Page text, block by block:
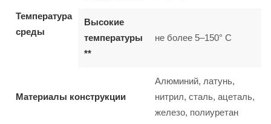
Температура
среды
Высокие
температуры
**
не более 5–150° C
Материалы конструкции
Алюминий, латунь,
нитрил, сталь, ацеталь,
железо, полиуретан